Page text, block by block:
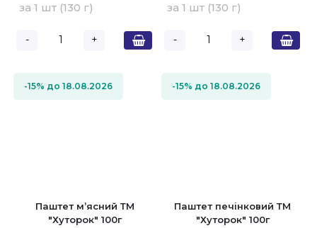
за 1 шт (130 г)
- +
за 1 шт (130 г)
- +
-15% до 18.08.2026
Паштет м’ясний ТМ
"Хуторок" 100г
-15% до 18.08.2026
Паштет печінковий ТМ
"Хуторок" 100г